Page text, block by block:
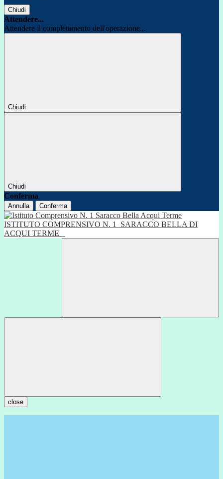
Chiudi
Attendere...
Attendere il completamento dell'operazione...
Chiudi
Chiudi
Conferma
Annulla Conferma
ISTITUTO COMPRENSIVO N. 1
SARACCO BELLA DI
ACQUI TERME
close